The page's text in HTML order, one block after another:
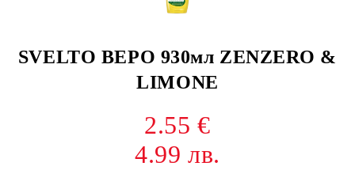
SVELTO ВЕРО 930мл ZENZERO &
LIMONE
2.55 €
4.99 лв.